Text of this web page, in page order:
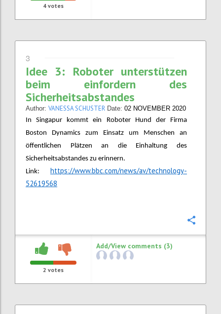
4 votes
3
Idee 3: Roboter unterstützen
beim einfordern des
Sicherheitsabstandes
Author: VANESSA SCHUSTER Date: 02 NOVEMBER 2020
In Singapur kommt ein Roboter Hund der Firma
Boston Dynamics zum Einsatz um Menschen an
öffentlichen Plätzen an die Einhaltung des
Sicherheitsabstandes zu erinnern.
Link: https://www.bbc.com/news/av/technology-
52619568
2 votes
Add/View comments (3)